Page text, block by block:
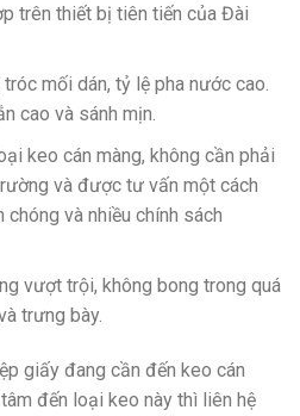
trên thiết bị tiên tiến của Đài
tróc mối dán, tỷ lệ pha nước cao.
cao và sánh mịn.
keo cán màng, không cần phải
và được tư vấn một cách
chóng và nhiều chính sách
vượt trội, không bong trong quá
trưng bày.
giấy đang cần đến keo cán
đến loại keo này thì liên hệ